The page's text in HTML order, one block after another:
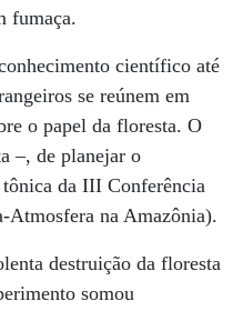
fumaça.
científico até
se reúnem em
o papel da floresta. O
–, de planejar o
da III Conferência
Atmosfera na Amazônia).
destruição da floresta
somou